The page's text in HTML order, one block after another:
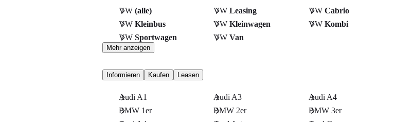
VW (alle) VWLeasing VW Cabrio
VW Kleinbus VWKleinwagen VW Kombi
VW Sportwagen VWVan
Mehr anzeigen
Informieren Kaufen Leasen
Audi A1 Audi A3 Audi A4
BMW 1er
BMW 2er BMW 3er